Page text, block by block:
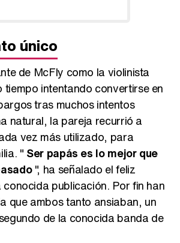
único
de McFly como la violinista
tiempo intentando convertirse en
tras muchos intentos
natural, la pareja recurrió a
vez más utilizado, para
" Ser papás es lo mejor que
", ha señalado el feliz
publicación. Por fin han
que ambos tanto ansiaban, un
de la conocida banda de